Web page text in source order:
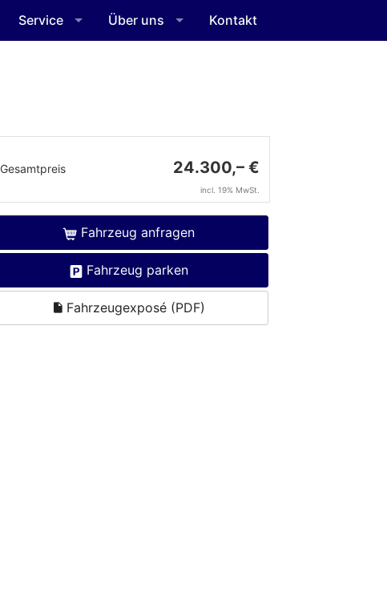
Service Über uns Kontakt
Gesamtpreis 24.300,– €
incl. 19% MwSt.
Fahrzeug anfragen
Fahrzeug parken
Fahrzeugexposé (PDF)